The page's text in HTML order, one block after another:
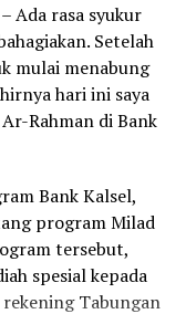
Ada rasa syukur
Setelah
mulai menabung
hari ini saya
Rahman di Bank
Bank Kalsel,
program Milad
tersebut,
spesial kepada
Tabungan